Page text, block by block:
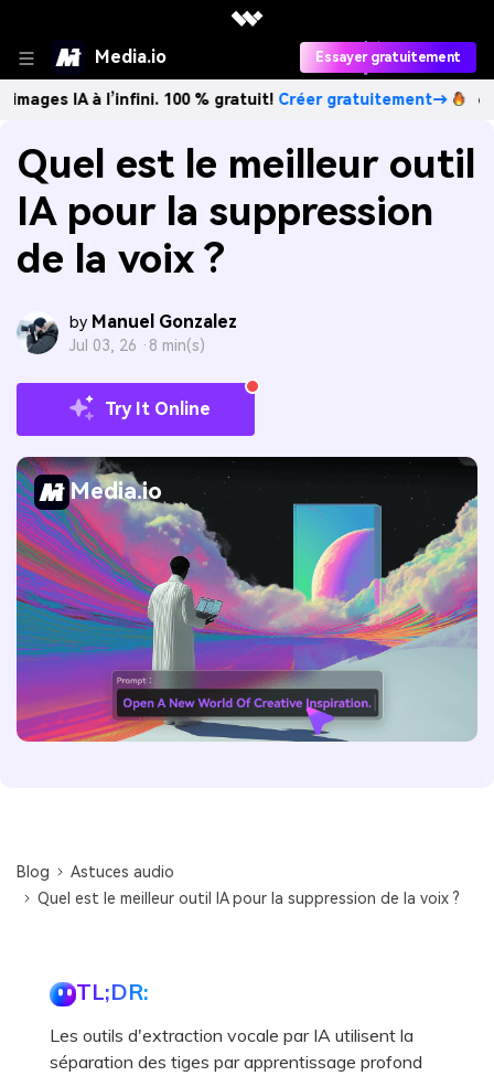
Media.io Essayer gratuitement
à l’infini. 100 % gratuit!Créer gratuitement→ Créez
Quel est le meilleur outil
IA pour la suppression
de la voix ?
by Manuel Gonzalez
Jul 03, 26 · 8 min(s)
Try It Online
Media.io
Blog
Astuces audio
Quel est le meilleur outil IA pour la suppression de la voix ?
TL;DR:
Les outils d'extraction vocale par IA utilisent la
séparation des tiges par apprentissage profond